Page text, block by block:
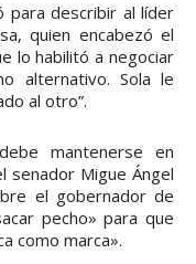
para describir al líder
quien encabezó el
lo habilitó a negociar
alternativo. Sola le
al otro”.
mantenerse en
senador Migue Ángel
el gobernador de
pecho» para que
como marca».